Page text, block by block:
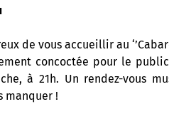
de vous accueillir au
concoctée pour le
à 21h. Un rendez-vous
manquer !